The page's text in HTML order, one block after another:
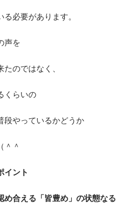
る必要があります。
声を
のではなく、
くらいの
段やっているかどうか
＾＾
イント
め合える「皆豊め」の状態なる